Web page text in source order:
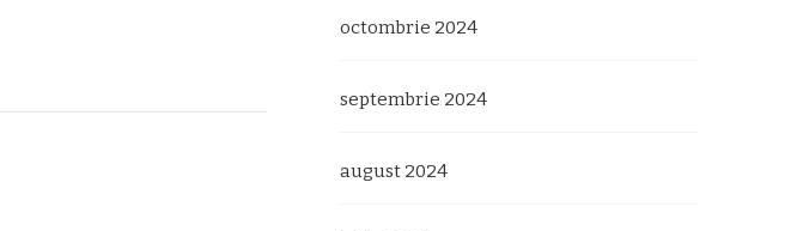
octombrie 2024
septembrie 2024
august 2024